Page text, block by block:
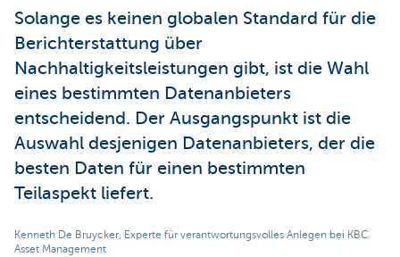
Solange es keinen globalen Standard für die
Berichterstattung über
Nachhaltigkeitsleistungen gibt, ist die Wahl
eines bestimmten Datenanbieters
entscheidend. Der Ausgangspunkt ist die
Auswahl desjenigen Datenanbieters, der die
besten Daten für einen bestimmten
Teilaspekt liefert.
Kenneth De Bruycker, Experte für verantwortungsvolles Anlegen bei KBC
Asset Management